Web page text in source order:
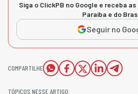
Siga o ClickPB no Google e receba
Paraíba e do
Seguir no
COMPARTILHE
TÓPICOS NESSE ARTIGO: